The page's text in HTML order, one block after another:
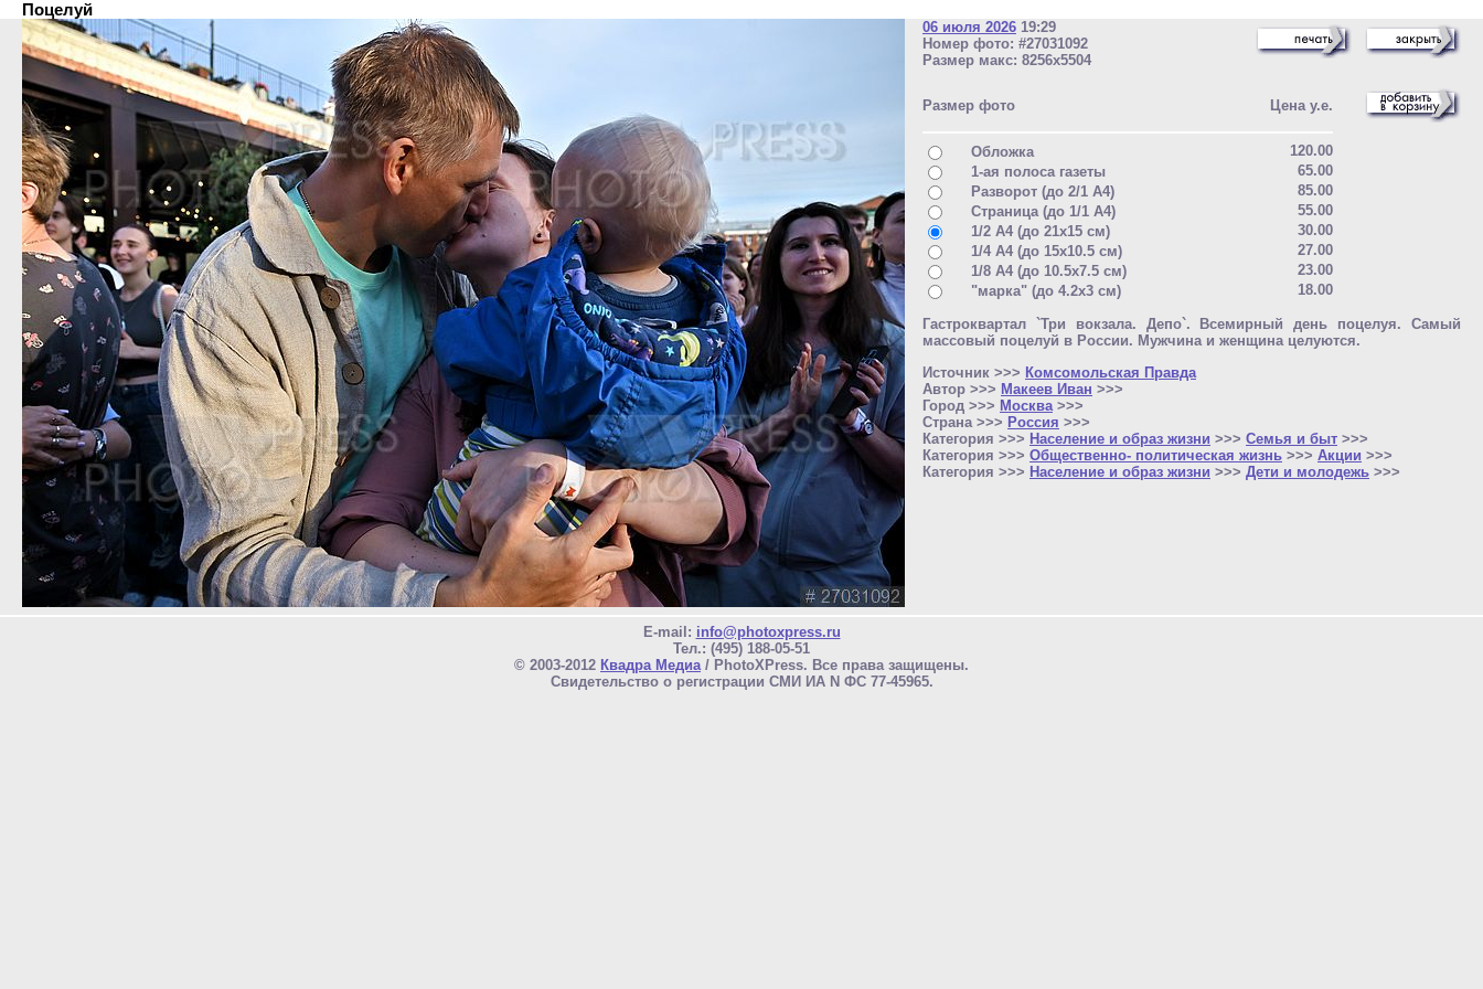
Поцелуй
06 июля 2026 19:29
Номер фото: #27031092
Размер макс: 8256x5504
Размер фото Цена у.е.
Обложка
120.00
1-ая полоса газеты
65.00
Разворот (до 2/1 A4)
85.00
Страница (до 1/1 A4)
55.00
1/2 A4 (до 21x15 см)
30.00
1/4 A4 (до 15x10.5 см)
27.00
1/8 A4 (до 10.5x7.5 см)
23.00
"марка" (до 4.2x3 см)
18.00
Гастроквартал `Три вокзала. Депо`. Всемирный день поцелуя. Самый
массовый поцелуй в России. Мужчина и женщина целуются.
Источник >>> Комсомольская Правда
Автор >>> Макеев Иван >>>
Город >>> Москва >>>
Страна >>> Россия >>>
Категория >>> Население и образ жизни >>> Семья и быт >>>
Категория >>> Общественно- политическая жизнь >>> Акции >>>
Категория >>> Население и образ жизни >>> Дети и молодежь >>>
E-mail: info@photoxpress.ru
Тел.: (495) 188-05-51
© 2003-2012 Квадра Медиа/ PhotoXPress. Все права защищены.
Свидетельство о регистрации СМИ ИА N ФС 77-45965.